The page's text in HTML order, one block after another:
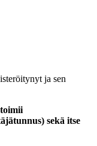
ja sen
sekä itse